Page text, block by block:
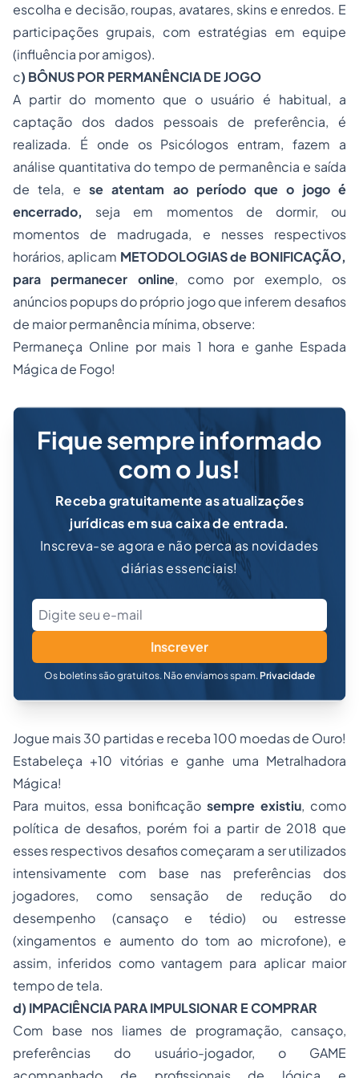
escolha e decisão, roupas, avatares, skins e enredos. E
participações grupais, com estratégias em equipe
(influência por amigos).
c) BÔNUS POR PERMANÊNCIA DE JOGO
A partir do momento que o usuário é habitual, a
captação dos dados pessoais de preferência, é
realizada. É onde os Psicólogos entram, fazem a
análise quantitativa do tempo de permanência e saída
de tela, e se atentam ao período que o jogo é
encerrado, seja em momentos de dormir, ou
momentos de madrugada, e nesses respectivos
horários, aplicam METODOLOGIAS de BONIFICAÇÃO,
para permanecer online, como por exemplo, os
anúnciospopupsdo próprio jogo que inferem desafios
de maior permanência mínima, observe:
Permaneça Online por mais 1 hora e ganhe Espada
Mágica de Fogo!
Fique sempre informado
com o Jus!
Receba gratuitamente as atualizações
jurídicas em sua caixa de entrada.
Inscreva-se agora e não perca as novidades
diárias essenciais!
Inscrever
Os boletins são gratuitos. Não enviamos spam. Privacidade
Jogue mais 30 partidas e receba 100 moedas de Ouro!
Estabeleça +10 vitórias e ganhe uma Metralhadora
Mágica!
Para muitos, essa bonificação sempre existiu, como
política de desafios, porém foi a partir de 2018 que
esses respectivos desafios começaram a ser utilizados
intensivamente com base nas preferências dos
jogadores, como sensação de redução do
desempenho (cansaço e tédio) ou estresse
(xingamentos e aumento do tom ao microfone), e
assim, inferidos como vantagem para aplicar maior
tempo de tela.
d) IMPACIÊNCIA PARA IMPULSIONAR E COMPRAR
Com base nos liames de programação, cansaço,
preferências do usuário-jogador, o GAME